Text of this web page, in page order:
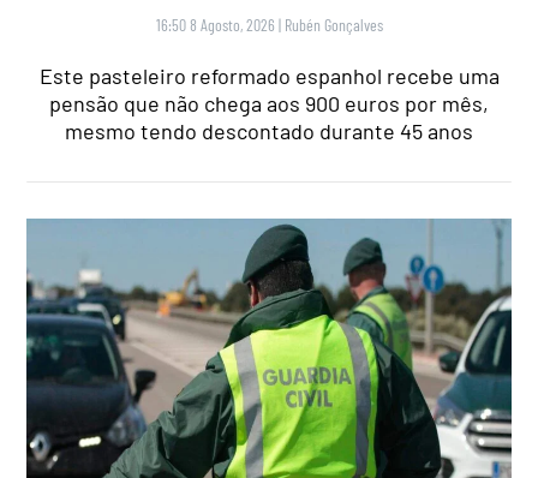
16:50 8 Agosto, 2026 | Rubén Gonçalves
Este pasteleiro reformado espanhol recebe uma
pensão que não chega aos 900 euros por mês,
mesmo tendo descontado durante 45 anos